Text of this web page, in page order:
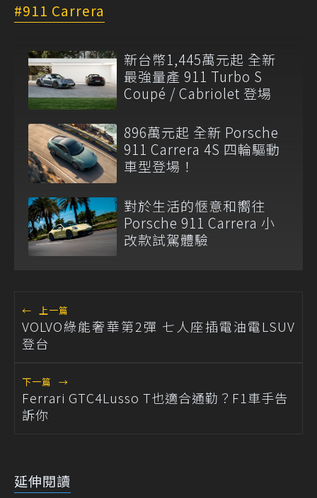
911 Carrera
新台幣1,445萬元起 全新
最強量產 911 Turbo S
Coupé / Cabriolet 登場
896萬元起 全新 Porsche
911 Carrera 4S 四輪驅動
車型登場！
對於生活的愜意和嚮往
Porsche 911 Carrera 小
改款試駕體驗
← 上一篇
VOLVO綠能奢華第2彈 七人座插電油電LSUV
登台
下一篇 →
Ferrari GTC4Lusso T也適合通勤？F1車手告
訴你
延伸閱讀